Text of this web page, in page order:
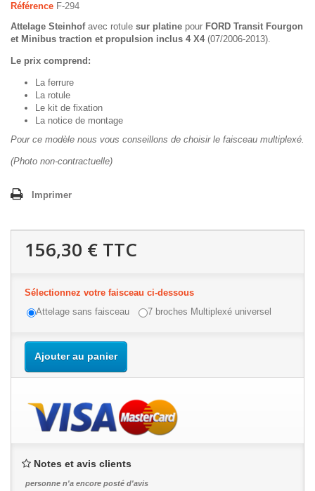
Référence F-294
Attelage Steinhofavec rotule sur platine pour FORD Transit Fourgon
et Minibus traction et propulsion inclus 4 X4(07/2006-2013).
Le prix comprend:
La ferrure
La rotule
Le kit de fixation
La notice de montage
Pour ce modèle nous vous conseillons de choisir le faisceau multiplexé.
(Photo non-contractuelle)
Imprimer
156,30 € TTC
Sélectionnez votre faisceau ci-dessous
Attelage sans faisceau
7 broches Multiplexé universel
Ajouter au panier
Notes et avis clients
personne n'a encore posté d'avis